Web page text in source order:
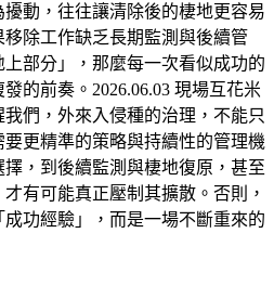
動，往往讓清除後的棲地更容易
除工作缺乏長期監測與後續管
部分」，那麼每一次看似成功的
的前奏。2026.06.03 現場互花米
們，外來入侵種的治理，不能只
更精準的策略與持續性的管理機
，到後續監測與棲地復原，甚至
有可能真正壓制其擴散。否則，
功經驗」，而是一場不斷重來的